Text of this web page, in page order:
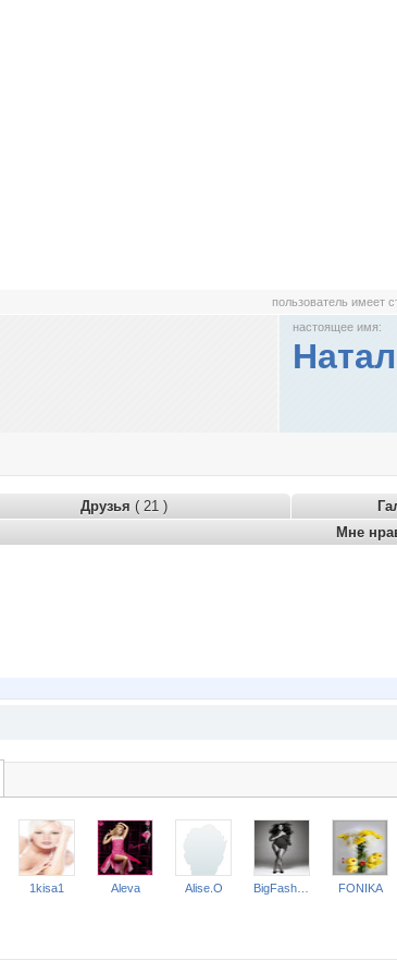
пользователь имеет
настоящее имя:
Друзья ( 21 )
Мне
1kisa1 Aleva Alise.O FONIKA